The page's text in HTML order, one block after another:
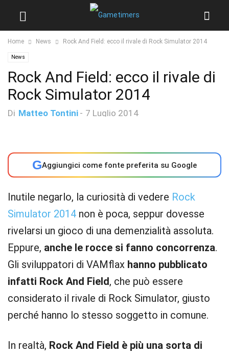
Home News Rock And Field: ecco il rivale di Rock Simulator 2014
News
Rock And Field: ecco il rivale di
Rock Simulator 2014
Di Matteo Tontini - 7 Luglio 2014
GAggiungici come fonte preferita su Google
Inutile negarlo, la curiosità di vedere Rock
Simulator 2014 non è poca, seppur dovesse
rivelarsi un gioco di una demenzialità assoluta.
Eppure, anche le rocce si fanno concorrenza.
Gli sviluppatori di VAMflax hanno pubblicato
infatti Rock And Field, che può essere
considerato il rivale di Rock Simulator, giusto
perché hanno lo stesso soggetto in comune.
In realtà, Rock And Field è più una sorta di